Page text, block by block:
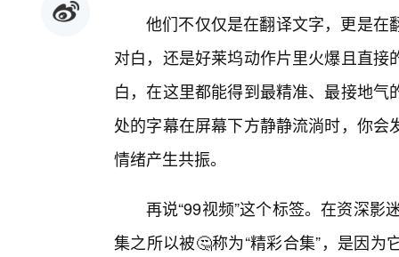
他们不仅仅是在翻译文字，更是在
对白，还是好莱坞动作片里火爆且直
白，在这里都能得到最精准、最接地
处的字幕在屏幕下方静静流淌时，你
情绪产生共振。
再说“99视频”这个标签。在资深影
集之所以被🤔称为“精彩合集”，是因